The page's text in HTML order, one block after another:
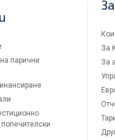
парични
За
За